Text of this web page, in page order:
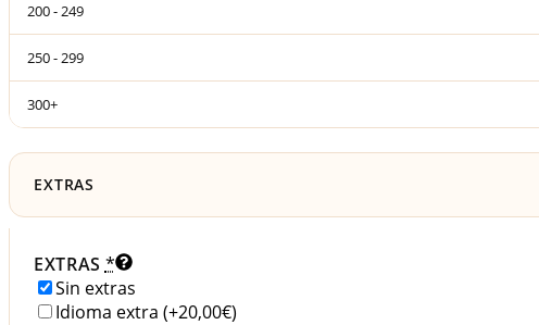
200 - 249
250 - 299
300+
EXTRAS
EXTRAS *
Sin extras
Idioma extra (+20,00€)